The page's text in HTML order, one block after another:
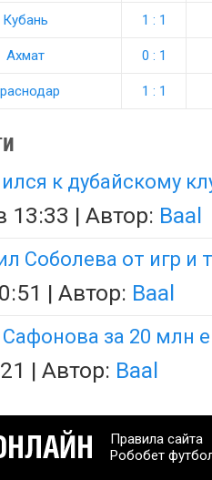
Кубань 1 : 1
Ахмат 0 : 1
1 : 1
к дубайскому
13:33 | Автор: Baal
Соболева от игр и
| Автор: Baal
за 20 млн
| Автор: Baal
Правила сайта
Робобет